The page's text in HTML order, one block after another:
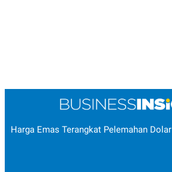
Harga Emas Terangkat Pelemahan Dolar